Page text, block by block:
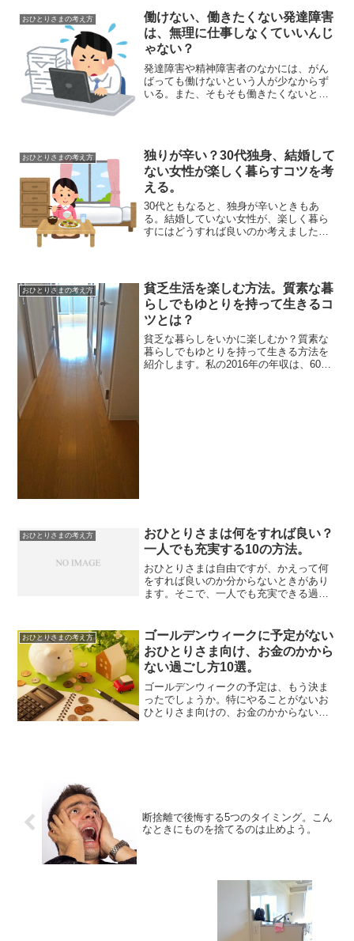
おひとりさまの考え方
働けない、働きたくない発達障害
は、無理に仕事しなくていいんじ
ゃない？
発達障害や精神障害者のなかには、がん
ばっても働けないという人が少なからず
いる。また、そもそも働きたくないとい
おひとりさまの考え方
独りが辛い？30代独身、結婚して
ない女性が楽しく暮らすコツを考
える。
30代ともなると、独身が辛いときもあ
る。結婚していない女性が、楽しく暮ら
すにはどうすれば良いのか考えました。
ん。そんな不安を解消する...
おひとりさまの考え方
貧乏生活を楽しむ方法。質素な暮
らしでもゆとりを持って生きるコ
ツとは？
貧乏な暮らしをいかに楽しむか？質素な
暮らしでもゆとりを持って生きる方法を
紹介します。私の2016年の年収は、60万
おひとりさまの考え方
おひとりさまは何をすれば良い？
一人でも充実する10の方法。
おひとりさまは自由ですが、かえって何
をすれば良いのか分からないときがあり
ます。そこで、一人でも充実できる過ご
いない枯れ女。そんな人間でも、楽しく
過ごす方法はあるのか？以...
おひとりさまの考え方
ゴールデンウィークに予定がない
おひとりさま向け、お金のかから
ない過ごし方10選。
ゴールデンウィークの予定は、もう決ま
ったでしょうか。特にやることがないお
ひとりさま向けの、お金のかからない過
断捨離で後悔する5つのタイミング。こん
なときにものを捨てるのは止めよう。